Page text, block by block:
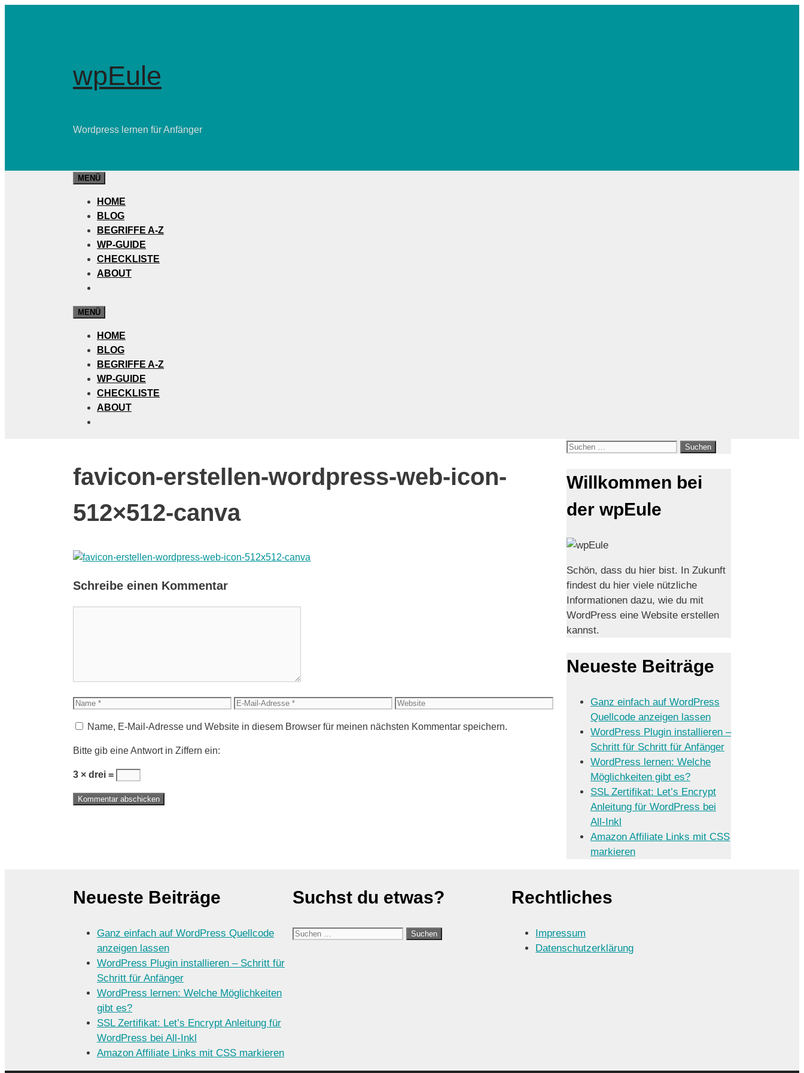
wpEule
Wordpress lernen für Anfänger
MENÜ
HOME
BLOG
BEGRIFFE A-Z
WP-GUIDE
CHECKLISTE
ABOUT
MENÜ
HOME
BLOG
BEGRIFFE A-Z
WP-GUIDE
CHECKLISTE
ABOUT
favicon-erstellen-wordpress-web-icon-
512×512-canva
Schreibe einen Kommentar
Name
E-
Adresse
Website
Name, E-Mail-Adresse und Website in diesem Browser für meinen nächsten Kommentar speichern.
Bitte gib eine Antwort in Ziffern ein:
3 × drei =
Suchen
Willkommen bei
der wpEule
Schön, dass du hier bist. In Zukunft
findest du hier viele nützliche
Informationen dazu, wie du mit
WordPress eine Website erstellen
kannst.
Neueste Beiträge
Ganz einfach auf WordPress
Quellcode anzeigen lassen
WordPress Plugin installieren –
Schritt für Schritt für Anfänger
WordPress lernen: Welche
Möglichkeiten gibt es?
SSL Zertifikat: Let’s Encrypt
Anleitung für WordPress bei
All-Inkl
Amazon Affiliate Links mit CSS
markieren
Neueste Beiträge
Ganz einfach auf WordPress Quellcode
anzeigen lassen
WordPress Plugin installieren – Schritt für
Schritt für Anfänger
WordPress lernen: Welche Möglichkeiten
gibt es?
SSL Zertifikat: Let’s Encrypt Anleitung für
WordPress bei All-Inkl
Amazon Affiliate Links mit CSS markieren
Suchst du etwas?
Suchen
Rechtliches
Impressum
Datenschutzerklärung